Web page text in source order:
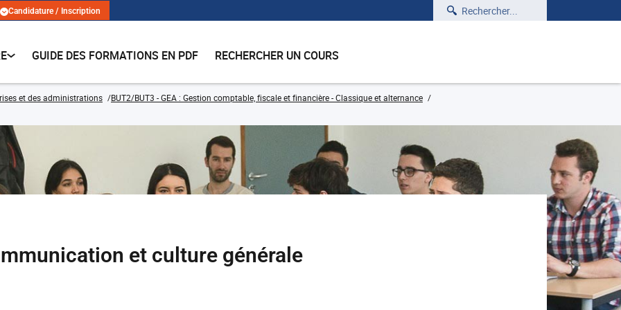
Candidature / Inscription Rechercher
GUIDE DES FORMATIONS EN PDF RECHERCHER UN COURS
et des administrations BUT2/BUT3 - GEA : Gestion comptable, fiscale et financière - Classique et alternance
et culture générale